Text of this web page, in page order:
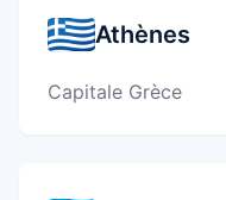
Athènes
Capitale Grèce